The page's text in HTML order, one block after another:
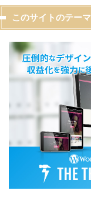
このサイトのテーマ